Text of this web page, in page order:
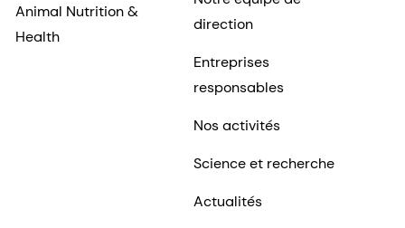
Animal Nutrition &
Health
direction
Entreprises
responsables
Nos activités
Science et recherche
Actualités